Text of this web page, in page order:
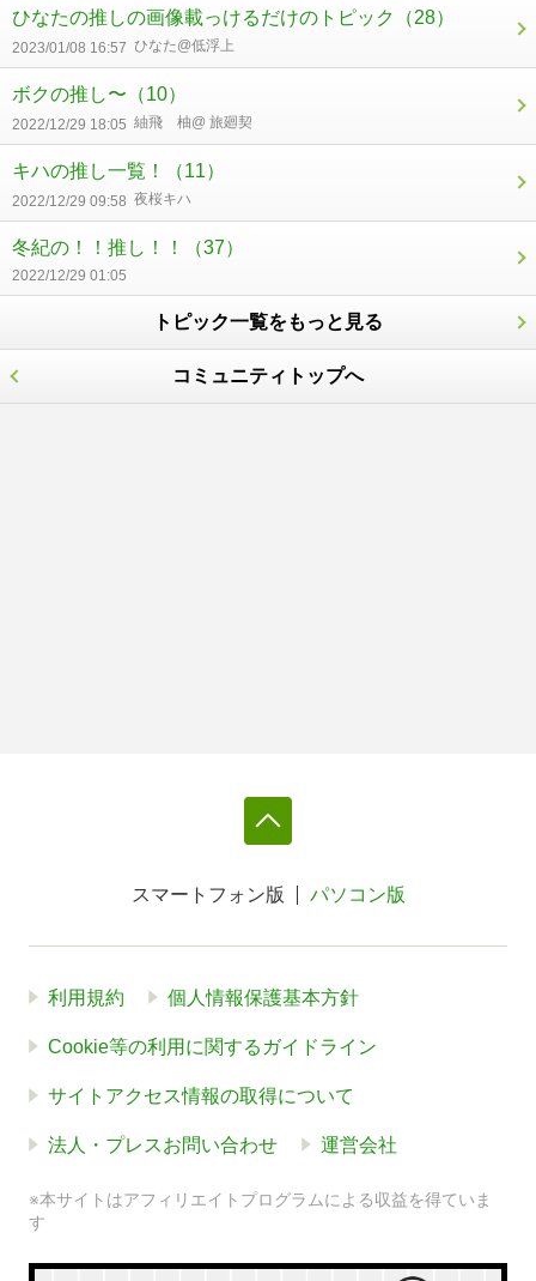
ひなたの推しの画像載っけるだけのトピック （28）
2023/01/08 16:57 ひなた@低浮上
ボクの推し〜 （10）
2022/12/29 18:05 紬飛 柚@ 旅廻契
キハの推し一覧！ （11）
2022/12/29 09:58 夜桜キハ
冬紀の！！推し！！ （37）
2022/12/29 01:05
トピック一覧をもっと見る
コミュニティトップへ
スマートフォン版 パソコン版
利用規約 個人情報保護基本方針
Cookie等の利用に関するガイドライン
サイトアクセス情報の取得について
法人・プレスお問い合わせ 運営会社
※本サイトはアフィリエイトプログラムによる収益を得ていま
す